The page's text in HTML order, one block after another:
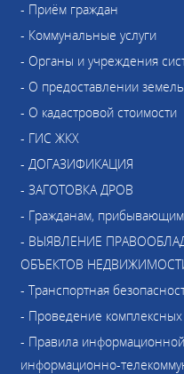
- Приём граждан
- Коммунальные услуги
- Органы и учреждения
- О предоставлении
- О кадастровой стоимости
- ГИС ЖКХ
- ДОГАЗИФИКАЦИЯ
- ЗАГОТОВКА ДРОВ
- Гражданам,
- ВЫЯВЛЕНИЕ
ОБЪЕКТОВ
- Транспортная
- Проведение комплексных
- Правила
информационно-